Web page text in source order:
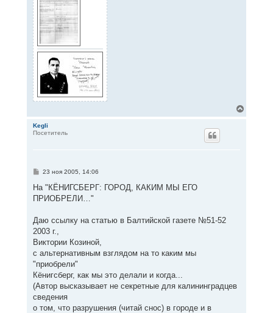
е
Kegli
Посетитель
С
о
щ
и
е
23 ноя 2005, 14:06
На "КЁНИГСБЕРГ: ГОРОД, КАКИМ МЫ ЕГО
ПРИОБРЕЛИ…"
Даю ссылку на статью в Балтийской газете №51-52
2003 г.,
Виктории Козиной,
с альтернативным взглядом на то каким мы
"приобрели"
Кёнигсберг, как мы это делали и когда...
(Автор высказывает не секретные для калининградцев
сведения
о том, что разрушения (читай снос) в городе и в